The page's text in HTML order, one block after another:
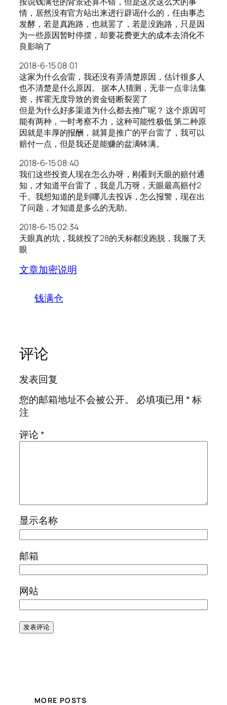
情，居然没有官方站出来进行辟谣什么的，任由事态
发酵，若是真跑路，也就罢了，若是没跑路，只是因
为一些原因暂时停摆，却要花费更大的成本去消化不
良影响了
2018-6-15 08:01
这家为什么会雷，我还没有弄清楚原因，估计很多人
也不清楚是什么原因。 据本人猜测，无非一点非法集
资，挥霍无度导致的资金链断裂罢了
但是为什么好多渠道为什么都去推广呢？ 这个原因可
能有两种，一时考察不力，这种可能性极低 第二种原
因就是丰厚的报酬，就算是推广的平台雷了，我可以
赔付一点，但是我还是能赚的盆满钵满。
2018-6-15 08:40
我们这些投资人现在怎么办呀，刚看到天眼的赔付通
知，才知道平台雷了，我是几万呀，天眼最高赔付2
千。我想知道的是到哪儿去投诉，怎么报警，现在出
了问题，才知道是多么的无助。
2018-6-15 02:34
天眼真的坑，我就投了28的天标都没跑脱，我服了天
眼
文章加密说明
钱满仓
评论
发表回复
您的邮箱地址不会被公开。
必填项已用*标
注
评论*
显示名称
邮箱
网站
MORE POSTS